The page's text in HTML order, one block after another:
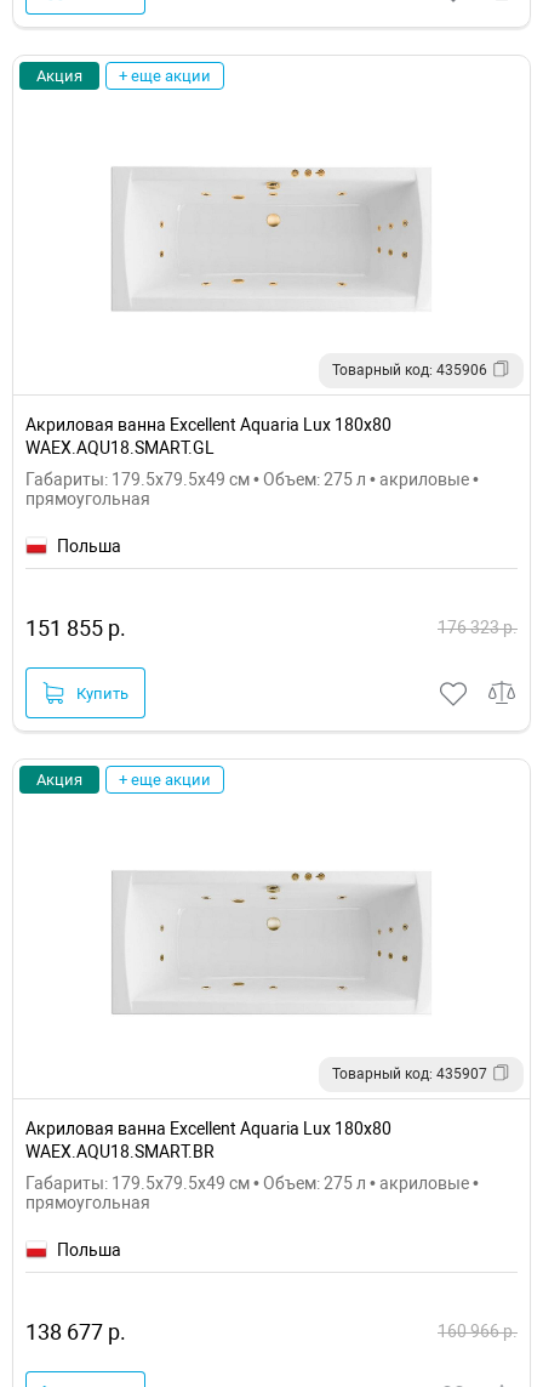
Акция + еще акции
Товарный код: 435906
Акриловая ванна Excellent Aquaria Lux 180x80
WAEX.AQU18.SMART.GL
Габариты: 179.5x79.5x49 см • Объем: 275 л • акриловые •
прямоугольная
Польша
151 855 р. 176 323 р.
Купить
Акция + еще акции
Товарный код: 435907
Акриловая ванна Excellent Aquaria Lux 180x80
WAEX.AQU18.SMART.BR
Габариты: 179.5x79.5x49 см • Объем: 275 л • акриловые •
прямоугольная
Польша
138 677 р. 160 966 р.